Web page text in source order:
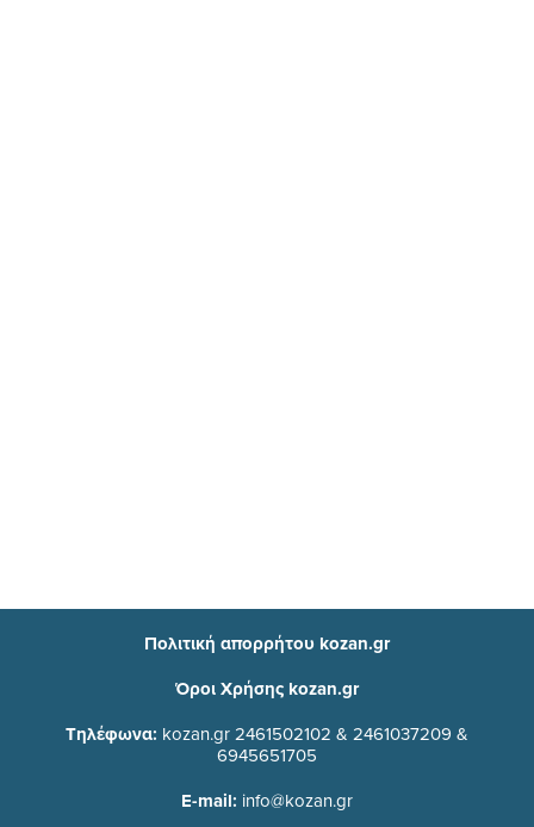
Πολιτική απορρήτου kozan.gr
Όροι Χρήσης kozan.gr
Τηλέφωνα: kozan.gr 2461502102 & 2461037209 &
6945651705
E-mail: info@kozan.gr